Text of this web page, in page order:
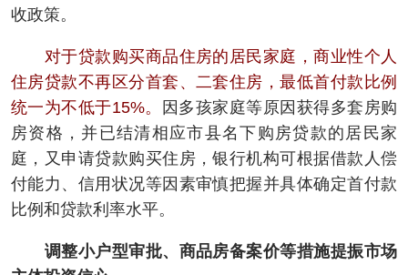
收政策。
对于贷款购买商品住房的居民家庭，商业性个人
住房贷款不再区分首套、二套住房，最低首付款比例
统一为不低于15%。
因多孩家庭等原因获得多套房购
房资格，并已结清相应市县名下购房贷款的居民家
庭，又申请贷款购买住房，银行机构可根据借款人偿
付能力、信用状况等因素审慎把握并具体确定首付款
比例和贷款利率水平。
调整小户型审批、商品房备案价等措施提振市场